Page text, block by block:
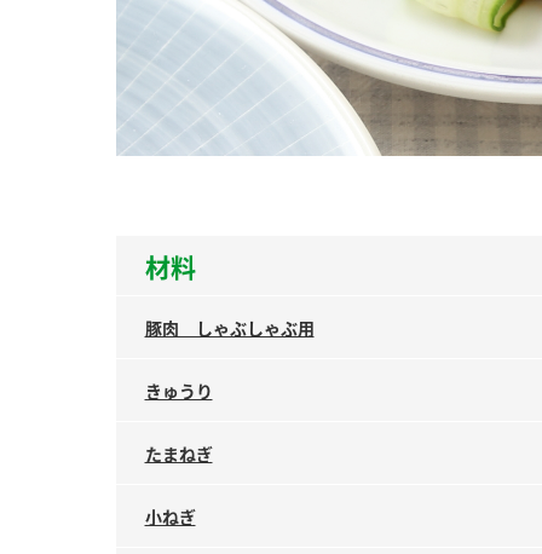
材料
豚肉 しゃぶしゃぶ用
きゅうり
たまねぎ
小ねぎ